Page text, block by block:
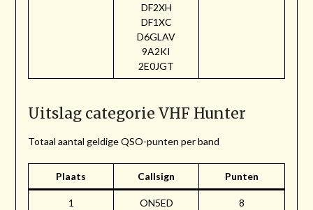
DF2XH
DF1XC
D6GLAV
9A2KI
2E0JGT
Uitslag categorie VHF Hunter
Totaal aantal geldige QSO-punten per band
Plaats Callsign Punten
1 ON5ED 8